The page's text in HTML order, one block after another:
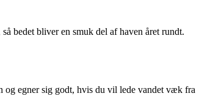
bedet bliver en smuk del af haven året rundt.
og egner sig godt, hvis du vil lede vandet væk fra